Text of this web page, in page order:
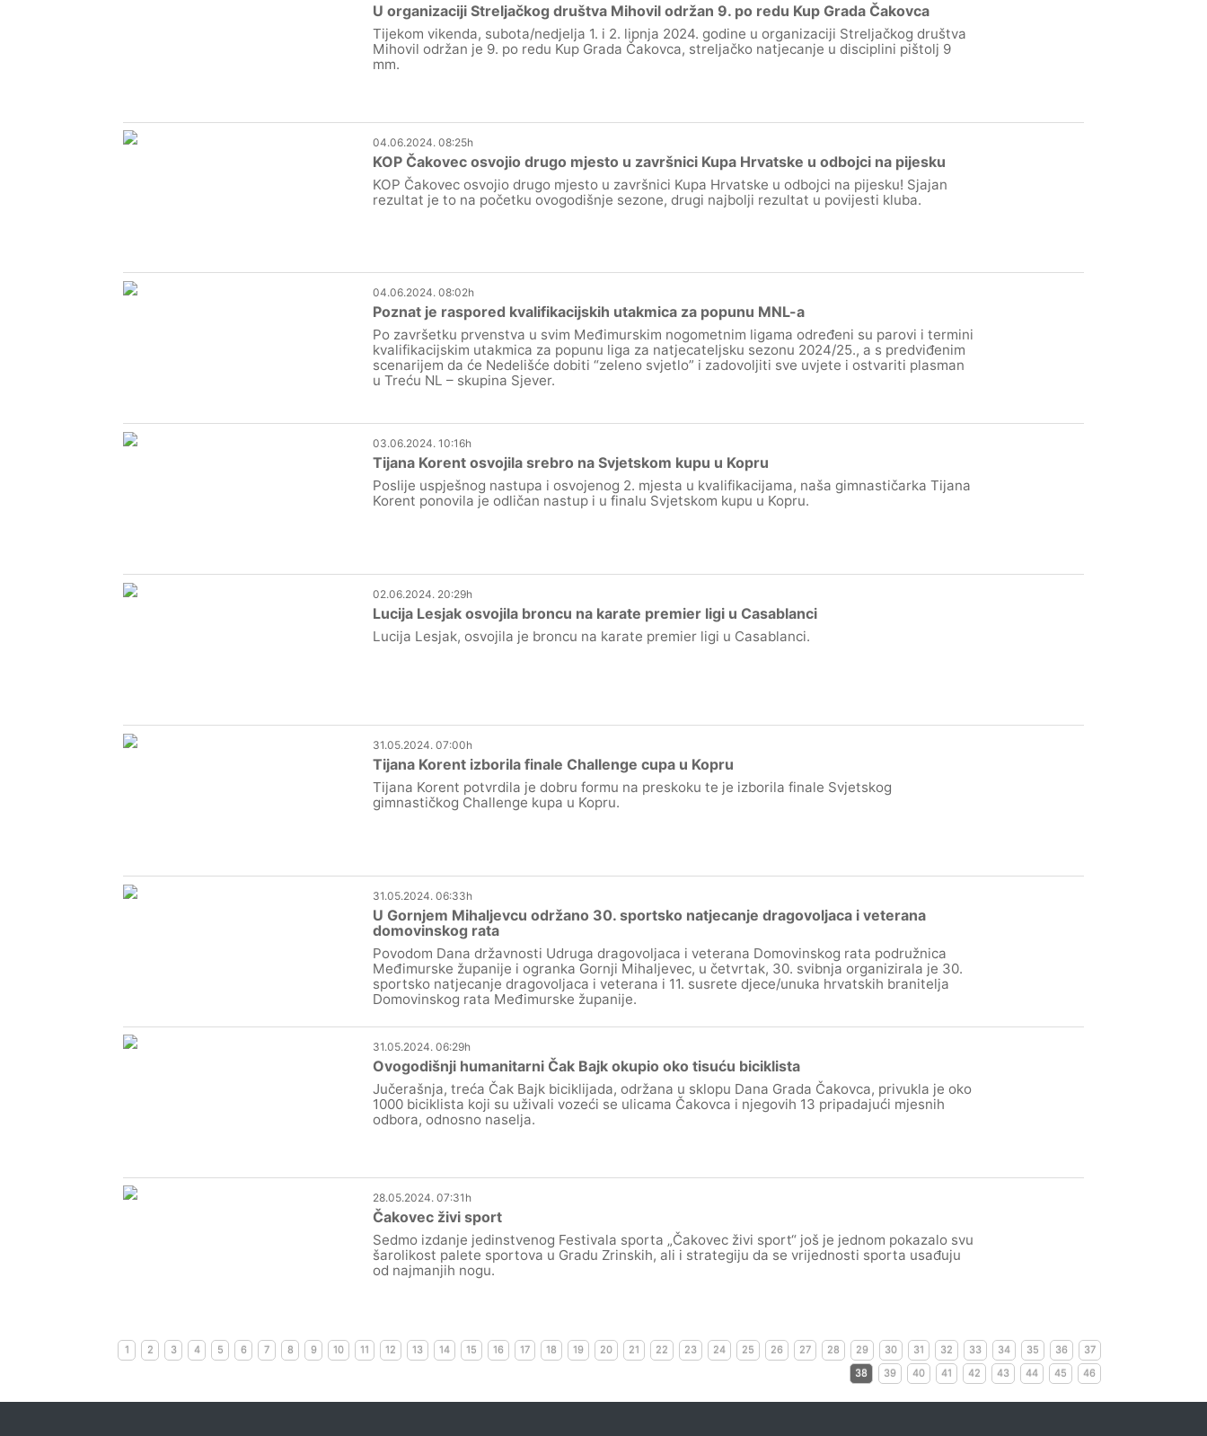
U organizaciji Streljačkog društva Mihovil održan 9. po redu Kup Grada Čakovca
Tijekom vikenda, subota/nedjelja 1. i 2. lipnja 2024. godine u organizaciji Streljačkog društva
Mihovil održan je 9. po redu Kup Grada Čakovca, streljačko natjecanje u disciplini pištolj 9
mm.
04.06.2024. 08:25h
KOP Čakovec osvojio drugo mjesto u završnici Kupa Hrvatske u odbojci na pijesku
KOP Čakovec osvojio drugo mjesto u završnici Kupa Hrvatske u odbojci na pijesku! Sjajan
rezultat je to na početku ovogodišnje sezone, drugi najbolji rezultat u povijesti kluba.
04.06.2024. 08:02h
Poznat je raspored kvalifikacijskih utakmica za popunu MNL-a
Po završetku prvenstva u svim Međimurskim nogometnim ligama određeni su parovi i termini
kvalifikacijskim utakmica za popunu liga za natjecateljsku sezonu 2024/25., a s predviđenim
scenarijem da će Nedelišće dobiti “zeleno svjetlo” i zadovoljiti sve uvjete i ostvariti plasman
u Treću NL – skupina Sjever.
03.06.2024. 10:16h
Tijana Korent osvojila srebro na Svjetskom kupu u Kopru
Poslije uspješnog nastupa i osvojenog 2. mjesta u kvalifikacijama, naša gimnastičarka Tijana
Korent ponovila je odličan nastup i u finalu Svjetskom kupu u Kopru.
02.06.2024. 20:29h
Lucija Lesjak osvojila broncu na karate premier ligi u Casablanci
Lucija Lesjak, osvojila je broncu na karate premier ligi u Casablanci.
31.05.2024. 07:00h
Tijana Korent izborila finale Challenge cupa u Kopru
Tijana Korent potvrdila je dobru formu na preskoku te je izborila finale Svjetskog
gimnastičkog Challenge kupa u Kopru.
31.05.2024. 06:33h
U Gornjem Mihaljevcu održano 30. sportsko natjecanje dragovoljaca i veterana
domovinskog rata
Povodom Dana državnosti Udruga dragovoljaca i veterana Domovinskog rata podružnica
Međimurske županije i ogranka Gornji Mihaljevec, u četvrtak, 30. svibnja organizirala je 30.
sportsko natjecanje dragovoljaca i veterana i 11. susrete djece/unuka hrvatskih branitelja
Domovinskog rata Međimurske županije.
31.05.2024. 06:29h
Ovogodišnji humanitarni Čak Bajk okupio oko tisuću biciklista
Jučerašnja, treća Čak Bajk biciklijada, održana u sklopu Dana Grada Čakovca, privukla je oko
1000 biciklista koji su uživali vozeći se ulicama Čakovca i njegovih 13 pripadajući mjesnih
odbora, odnosno naselja.
28.05.2024. 07:31h
Čakovec živi sport
Sedmo izdanje jedinstvenog Festivala sporta „Čakovec živi sport“ još je jednom pokazalo svu
šarolikost palete sportova u Gradu Zrinskih, ali i strategiju da se vrijednosti sporta usađuju
od najmanjih nogu.
1 2 3 4 5 6 7 8 9 10 11 12 13 14 15 16 17 18 19 20 21 22 23 24 25 26 27 28 29 30 31 32 33 34 35 36
37
38
39 40 41 42 43 44 45 46